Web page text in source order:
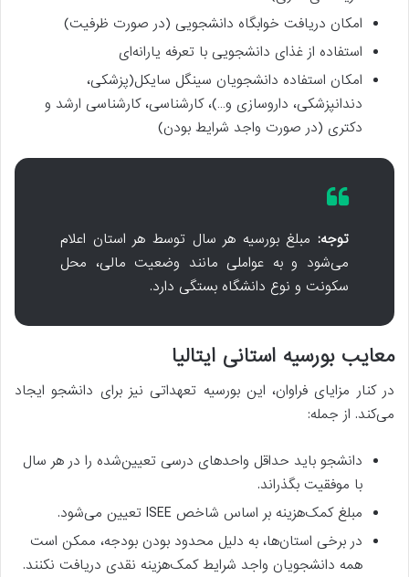
امکان دریافت خوابگاه دانشجویی (در صورت ظرفیت)
استفاده از غذای دانشجویی با تعرفه یارانه‌ای
امکان استفاده دانشجویان سینگل سایکل(پزشکی،
دندانپزشکی، داروسازی و…)، کارشناسی، کارشناسی ارشد و
دکتری (در صورت واجد شرایط بودن)
توجه: مبلغ بورسیه هر سال توسط هر استان اعلام
می‌شود و به عواملی مانند وضعیت مالی، محل
سکونت و نوع دانشگاه بستگی دارد.
معایب بورسیه استانی ایتالیا
در کنار مزایای فراوان، این بورسیه تعهداتی نیز برای دانشجو ایجاد
می‌کند. از جمله:
دانشجو باید حداقل واحدهای درسی تعیین‌شده را در هر سال
با موفقیت بگذراند.
مبلغ کمک‌هزینه بر اساس شاخص ISEE تعیین می‌شود.
در برخی استان‌ها، به دلیل محدود بودن بودجه، ممکن است
همه دانشجویان واجد شرایط کمک‌هزینه نقدی دریافت نکنند.